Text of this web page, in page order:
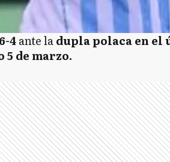
4ante ladupla polaca en el
5 de marzo.